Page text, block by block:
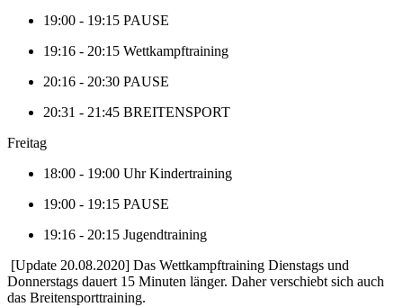
19:00 - 19:15 PAUSE
19:16 - 20:15 Wettkampftraining
20:16 - 20:30 PAUSE
20:31 - 21:45 BREITENSPORT
Freitag
18:00 - 19:00 Uhr Kindertraining
19:00 - 19:15 PAUSE
19:16 - 20:15 Jugendtraining
[Update 20.08.2020] Das Wettkampftraining Dienstags und
Donnerstags dauert 15 Minuten länger. Daher verschiebt sich auch
das Breitensporttraining.